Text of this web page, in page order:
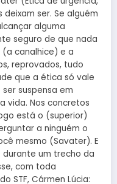
deixam ser. Se alguém
alguma
seguro de que nada
(a canalhice) e a
reprovados, tudo
que a ética só vale
suspensa em
vida. Nos concretos
está o (superior)
a ninguém o
mesmo (Savater). E
um trecho da
com toda
STF, Cármen Lúcia: